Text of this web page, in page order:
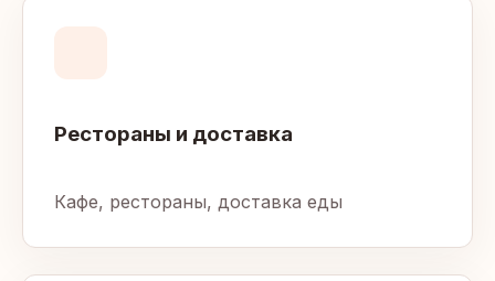
Рестораны и доставка
Кафе, рестораны, доставка еды